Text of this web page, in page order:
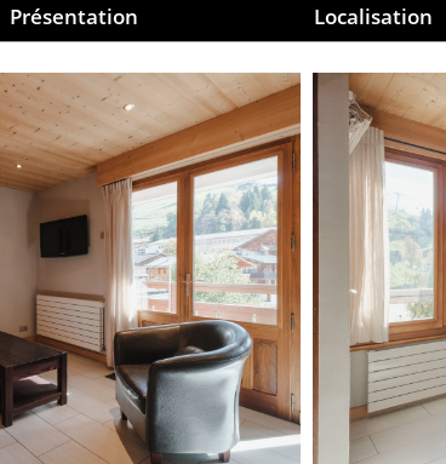
Présentation Localisation